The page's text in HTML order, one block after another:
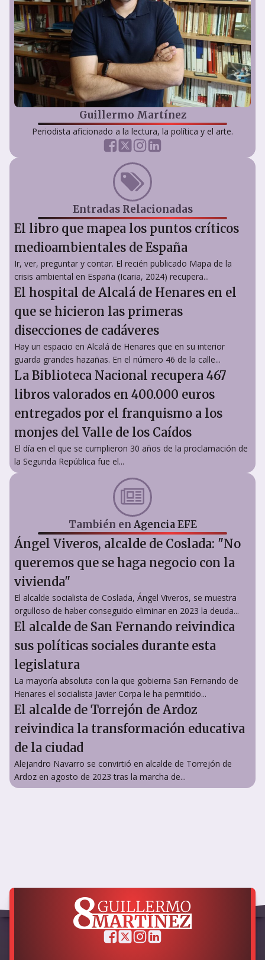
Guillermo Martínez
Periodista aficionado a la lectura, la política y el arte.
Entradas Relacionadas
El libro que mapea los puntos críticos
medioambientales de España
Ir, ver, preguntar y contar. El recién publicado Mapa de la
crisis ambiental en España (Icaria, 2024) recupera...
El hospital de Alcalá de Henares en el
que se hicieron las primeras
disecciones de cadáveres
Hay un espacio en Alcalá de Henares que en su interior
guarda grandes hazañas. En el número 46 de la calle...
La Biblioteca Nacional recupera 467
libros valorados en 400.000 euros
entregados por el franquismo a los
monjes del Valle de los Caídos
El día en el que se cumplieron 30 años de la proclamación de
la Segunda República fue el...
También en Agencia EFE
Ángel Viveros, alcalde de Coslada: "No
queremos que se haga negocio con la
vivienda"
El alcalde socialista de Coslada, Ángel Viveros, se muestra
orgulloso de haber conseguido eliminar en 2023 la deuda...
El alcalde de San Fernando reivindica
sus políticas sociales durante esta
legislatura
La mayoría absoluta con la que gobierna San Fernando de
Henares el socialista Javier Corpa le ha permitido...
El alcalde de Torrejón de Ardoz
reivindica la transformación educativa
de la ciudad
Alejandro Navarro se convirtió en alcalde de Torrejón de
Ardoz en agosto de 2023 tras la marcha de...